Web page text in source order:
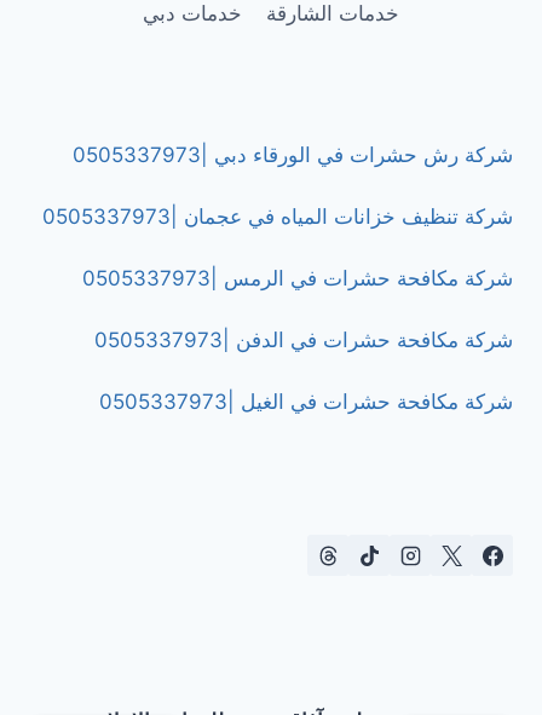
مسامير
خدمات الشارقة
خدمات دبي
شركة رش حشرات في الورقاء دبي |0505337973
شركة تنظيف خزانات المياه في عجمان |0505337973
شركة مكافحة حشرات في الرمس |0505337973
شركة مكافحة حشرات في الدفن |0505337973
شركة مكافحة حشرات في الغيل |0505337973